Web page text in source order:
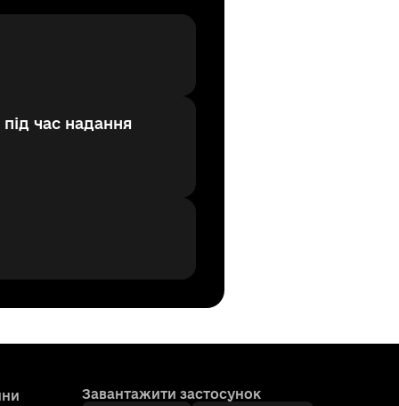
час надання
Завантажити застосунок